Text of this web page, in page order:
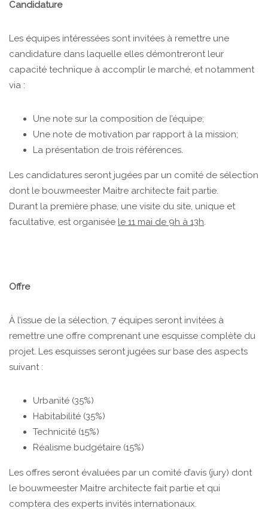
Candidature
Les équipes intéressées sont invitées à remettre une
candidature dans laquelle elles démontreront leur
capacité technique à accomplir le marché, et notamment
via :
Une note sur la composition de l’équipe;
Une note de motivation par rapport à la mission;
La présentation de trois références.
Les candidatures seront jugées par un comité de sélection
dont le bouwmeester Maitre architecte fait partie.
Durant la première phase, une visite du site, unique et
facultative, est organisée le 11 mai de 9h à 13h.
Offre
À l’issue de la sélection, 7 équipes seront invitées à
remettre une offre comprenant une esquisse complète du
projet. Les esquisses seront jugées sur base des aspects
suivant :
Urbanité (35%)
Habitabilité (35%)
Technicité (15%)
Réalisme budgétaire (15%)
Les offres seront évaluées par un comité d’avis (jury) dont
le bouwmeester Maitre architecte fait partie et qui
comptera des experts invités internationaux.